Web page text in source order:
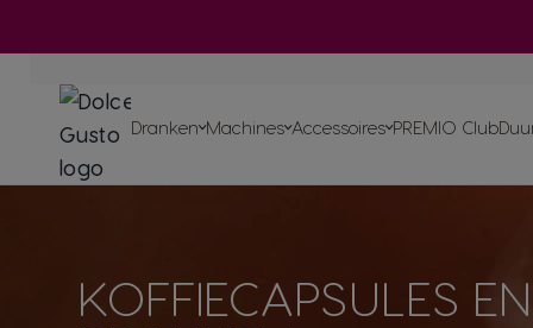
Dranken
voor
NEO-
Machines
Proef de
Accessoires
Ontdek een groot
heerlijke thee met je
machine
PREMIO Club
KOFFIECAPSULES EN